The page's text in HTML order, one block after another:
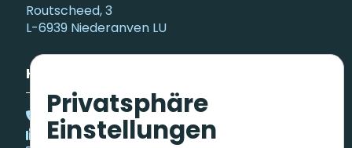
Routscheed, 3
L-6939 Niederanven LU
Kontaktieren Sie uns
(+352) 34 93 63 - 1
Privatsphäre
Einstellungen